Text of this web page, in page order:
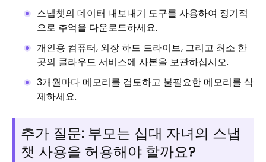
스냅챗의 데이터 내보내기 도구를 사용하여 정기적
으로 추억을 다운로드하세요.
개인용 컴퓨터, 외장 하드 드라이브, 그리고 최소 한
곳의 클라우드 서비스에 사본을 보관하십시오.
3개월마다 메모리를 검토하고 불필요한 메모리를 삭
제하세요.
추가 질문: 부모는 십대 자녀의 스냅
챗 사용을 허용해야 할까요?